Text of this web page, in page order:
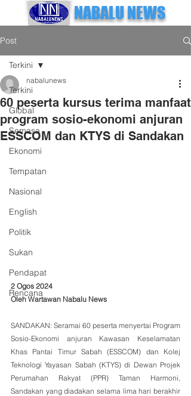
NABALU NEWS
Post
Terkini
Global
Semasa
Ekonomi
Tempatan
Nasional
English
Politik
Sukan
Pendapat
Rencana
Terkini
60 peserta kursus terima manfaat
program sosio-ekonomi anjuran
ESSCOM dan KTYS di Sandakan
nabalunews
2 Ogos 2024
Oleh Wartawan Nabalu News
SANDAKAN: Seramai 60 peserta menyertai Program
Sosio-Ekonomi anjuran Kawasan Keselamatan
Khas Pantai Timur Sabah (ESSCOM) dan Kolej
Teknologi Yayasan Sabah (KTYS) di Dewan Projek
Perumahan Rakyat (PPR) Taman Harmoni,
Sandakan yang diadakan selama lima hari berakhir